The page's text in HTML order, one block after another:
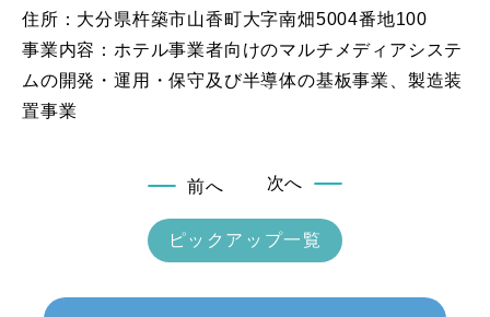
住所：大分県杵築市山香町大字南畑5004番地100
事業内容：ホテル事業者向けのマルチメディアシステ
ムの開発・運用・保守及び半導体の基板事業、製造装
置事業
前へ
ピックアップ一覧
次へ